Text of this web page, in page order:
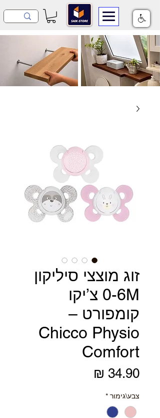
זוג מוצצי סיליקון
0-6M צ’יקו
קומפורט –
Chicco Physio
Comfort
צבע\גימור *